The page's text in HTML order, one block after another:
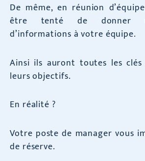
De même, en réunion
être tenté de donner
d’informations à votre équipe.
Ainsi ils auront toutes les
leurs objectifs.
En réalité ?
Votre poste de manager vous
de réserve.